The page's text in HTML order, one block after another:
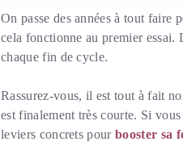
On passe des années à tout faire
cela fonctionne au premier essai.
chaque fin de cycle.
Rassurez-vous, il est tout à fait
est finalement très courte. Si
leviers concrets pourbooster sa